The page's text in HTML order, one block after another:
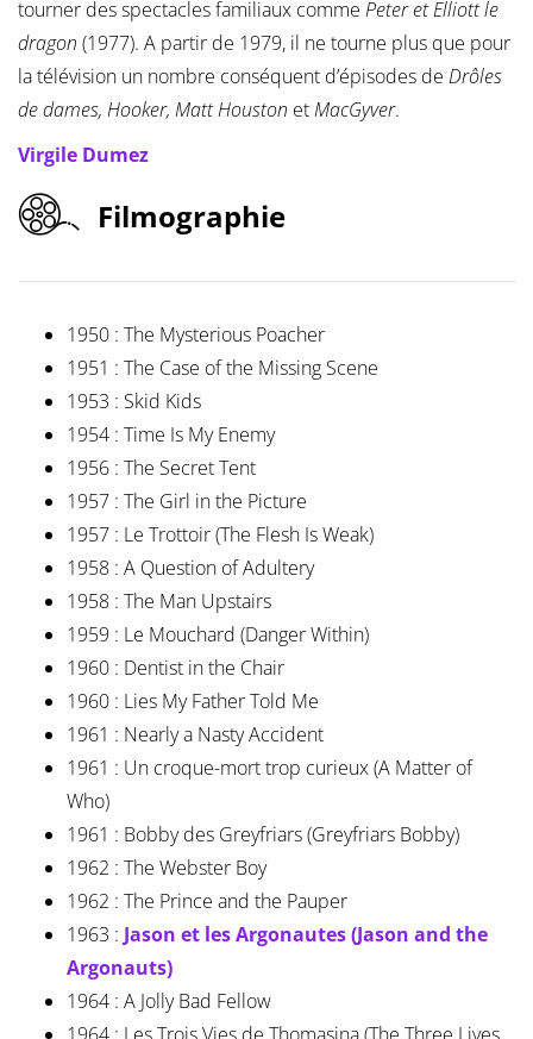
tourner des spectacles familiaux comme Peter et Elliott le
dragon (1977). A partir de 1979, il ne tourne plus que pour
la télévision un nombre conséquent d’épisodes de Drôles
de dames, Hooker, Matt Houston etMacGyver.
Virgile Dumez
Filmographie
1950 : The Mysterious Poacher
1951 : The Case of the Missing Scene
1953 : Skid Kids
1954 : Time Is My Enemy
1956 : The Secret Tent
1957 : The Girl in the Picture
1957 : Le Trottoir (The Flesh Is Weak)
1958 : A Question of Adultery
1958 : The Man Upstairs
1959 : Le Mouchard (Danger Within)
1960 : Dentist in the Chair
1960 : Lies My Father Told Me
1961 : Nearly a Nasty Accident
1961 : Un croque-mort trop curieux (A Matter of
Who)
1961 : Bobby des Greyfriars (Greyfriars Bobby)
1962 : The Webster Boy
1962 : The Prince and the Pauper
1963 : Jason et les Argonautes (Jason and the
Argonauts)
1964 : A Jolly Bad Fellow